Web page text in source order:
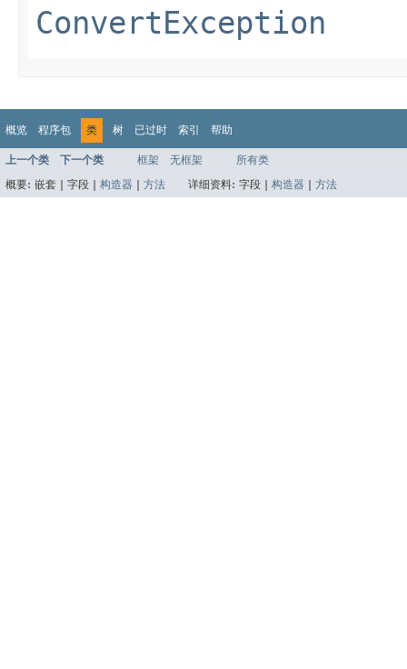
ConvertException
概览 程序包 类 树 已过时 索引 帮助
上一个类 下一个类 框架 无框架
所有类
概要: 嵌套 | 字段 | 构造器 方法 详细资料: 字段 | 构造器 方法